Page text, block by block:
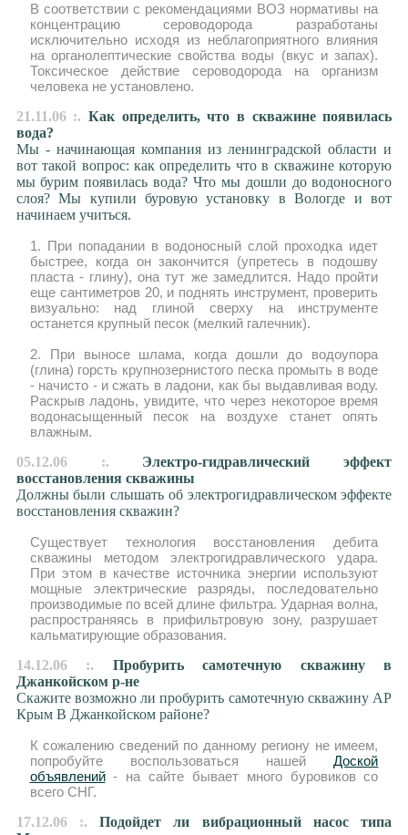
В соответствии с рекомендациями ВОЗ нормативы на
концентрацию сероводорода разработаны
исключительно исходя из неблагоприятного влияния
на органолептические свойства воды (вкус и запах).
Токсическое действие сероводорода на организм
человека не установлено.
21.11.06 :. Как определить, что в скважине появилась
вода?
Мы - начинающая компания из ленинградской области и
вот такой вопрос: как определить что в скважине которую
мы бурим появилась вода? Что мы дошли до водоносного
слоя? Мы купили буровую установку в Вологде и вот
начинаем учиться.
1. При попадании в водоносный слой проходка идет
быстрее, когда он закончится (упретесь в подошву
пласта - глину), она тут же замедлится. Надо пройти
еще сантиметров 20, и поднять инструмент, проверить
визуально: над глиной сверху на инструменте
останется крупный песок (мелкий галечник).
2. При выносе шлама, когда дошли до водоупора
(глина) горсть крупнозернистого песка промыть в воде
- начисто - и сжать в ладони, как бы выдавливая воду.
Раскрыв ладонь, увидите, что через некоторое время
водонасыщенный песок на воздухе станет опять
влажным.
05.12.06 :. Электро-гидравлический эффект
восстановления скважины
Должны были слышать об электрогидравлическом эффекте
восстановления скважин?
Существует технология восстановления дебита
скважины методом электрогидравлического удара.
При этом в качестве источника энергии используют
мощные электрические разряды, последовательно
производимые по всей длине фильтра. Ударная волна,
распространяясь в прифильтровую зону, разрушает
кальматирующие образования.
14.12.06 :. Пробурить самотечную скважину в
Джанкойском р-не
Скажите возможно ли пробурить самотечную скважину АР
Крым В Джанкойском районе?
К сожалению сведений по данному региону не имеем,
попробуйте воспользоваться нашейДоской
объявлений- на сайте бывает много буровиков со
всего СНГ.
17.12.06 :. Подойдет ли вибрационный насос типа